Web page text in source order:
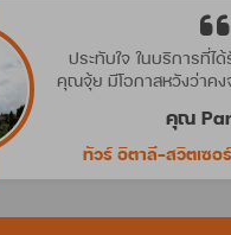
ประทับใจ ในบริการที่ไ
คุณจุ้ย มีโอกาสหวังว่าคง
คุณ
ทัวร์ อิตาลี-สวิตเซอ